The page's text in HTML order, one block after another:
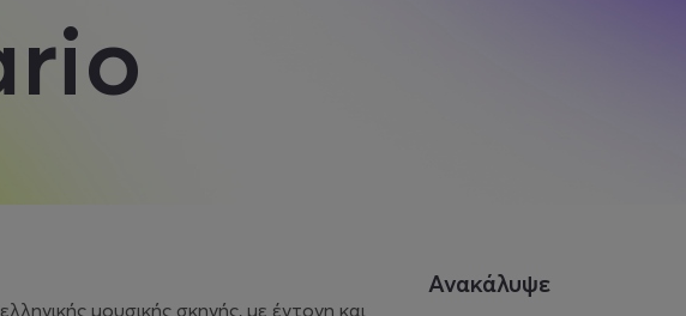
μουσικής σκηνής, με έντονη και
Ανακάλυψε